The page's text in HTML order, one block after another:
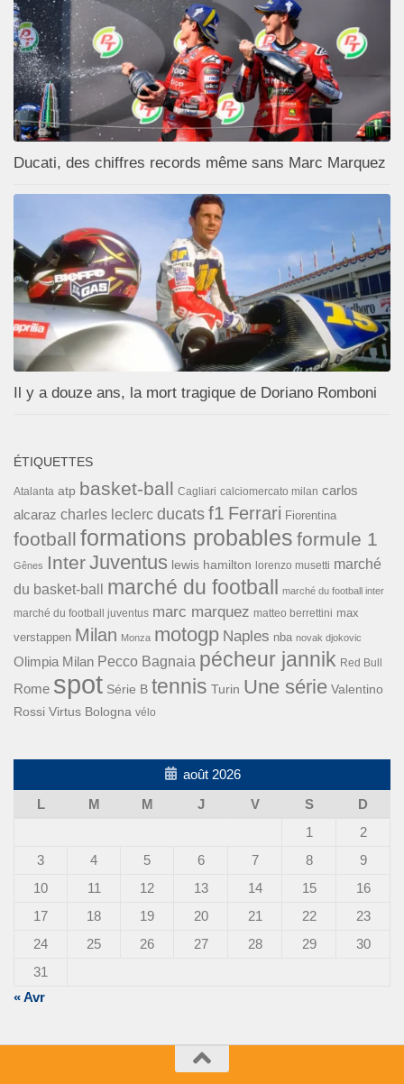
Ducati, des chiffres records même sans Marc Marquez
Il y a douze ans, la mort tragique de Doriano Romboni
ÉTIQUETTES
Atalanta atp basket-ball Cagliari calciomercato milan carlos
alcaraz charles leclerc ducats f1 Ferrari Fiorentina
football formations probables formule 1
Gênes InterJuventus lewis hamilton lorenzo musetti marché
du basket-ball
marché du football marché du football inter
marché du football juventus marc marquez matteo berrettini max
verstappen Milan Monza motogp Naples nba novak djokovic
Olimpia Milan Pecco Bagnaia pécheur jannik Red Bull
Rome spot Série B tennis Turin Une série Valentino
Rossi Virtus Bologna vélo
août 2026
L
M M J V S
D
1
2
3
4 5 6 7 8
9
10
11 12 13 14 15
16
17
18 19 20 21 22
23
24
25 26 27 28 29
30
31
« Avr